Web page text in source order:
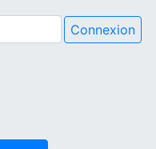
Connexion